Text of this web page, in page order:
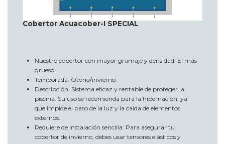
Cobertor Acuacober-I SPECIAL
Nuestro cobertor con mayor gramaje y densidad. El más
grueso.
Temporada: Otoño/invierno.
Descripción: Sistema eficaz y rentable de proteger la
piscina. Su uso se recomienda para la hibernación, ya
que impide el paso de la luz y la caída de elementos
externos.
Requiere de instalación sencilla: Para asegurar tu
cobertor de invierno, debes usar tensores elásticos y